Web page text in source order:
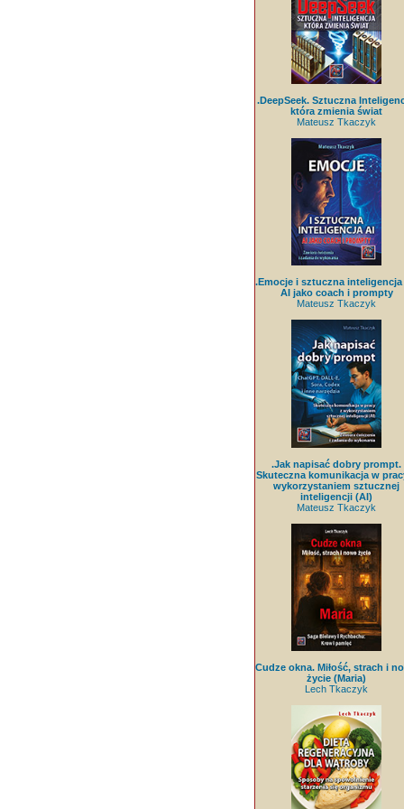
.DeepSeek. Sztuczna
która zmienia świat
Mateusz Tkaczyk
.Emocje i sztuczna inteligencja
AI jako coach i prompty
Mateusz Tkaczyk
.Jak napisać dobry prompt.
Skuteczna komunikacja w
wykorzystaniem sztucznej
inteligencji (AI)
Mateusz Tkaczyk
Cudze okna. Miłość, strach i
życie (Maria)
Lech Tkaczyk